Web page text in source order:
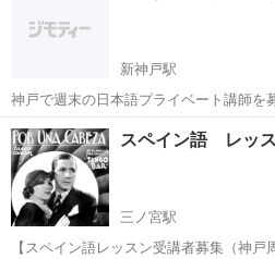
📍 場所：川西能...
新神戸駅
神戸で週末の日本語プライベート講師を
件：日曜終日（平日午前も可）、おしゃ
NG歓迎。 中学生でもおじいちゃんでも
N5.5（笑）。長期希望。
兵庫 神戸市 新神戸駅
スペイン語 レッ
三ノ宮駅
【スペイン語レッスン受講者募集（神戸周辺）】 神戸周辺